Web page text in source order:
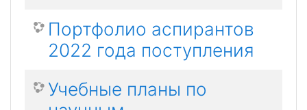
Портфолио аспирантов
2022 года поступления
Учебные планы по